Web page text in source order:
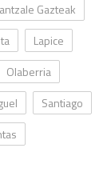
Gazteak
Lapice
Olaberria
Santiago